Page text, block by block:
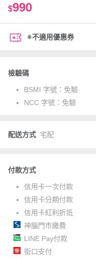
$990
※不適用優惠券
檢驗碼
BSMI 字號： 免驗
NCC 字號： 免驗
配送方式 宅配
付款方式
信用卡一次付款
信用卡分期付款
信用卡紅利折抵
神腦門市繳費
LINE Pay付款
街口支付